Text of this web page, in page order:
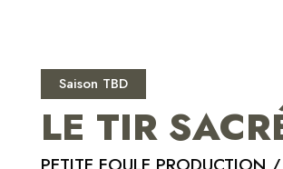
Saison TBD
LE TIR